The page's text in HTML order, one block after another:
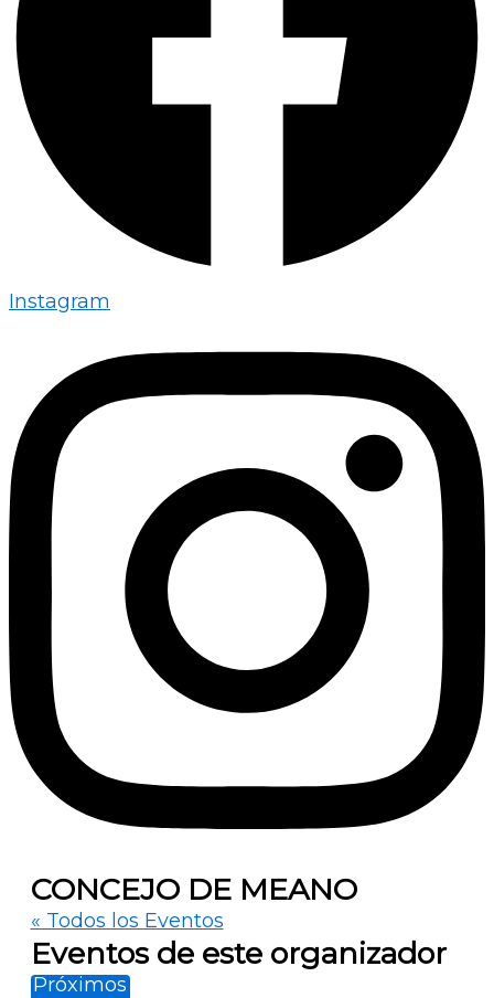
Instagram
CONCEJO DE MEANO
« Todos los Eventos
Eventos de este organizador
PróximosSelecciona